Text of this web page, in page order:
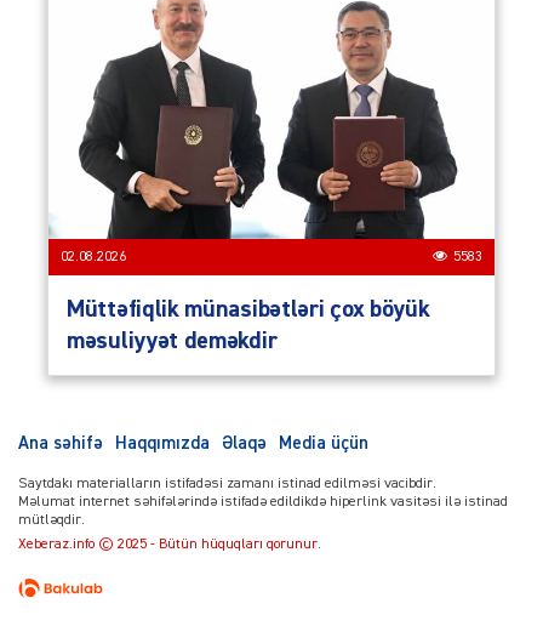
02.08.2026 5583
Müttəfiqlik münasibətləri çox böyük
məsuliyyət deməkdir
Ana səhifə Haqqımızda Əlaqə Media üçün
Saytdakı materialların istifadəsi zamanı istinad edilməsi vacibdir.
Məlumat internet səhifələrində istifadə edildikdə hiperlink vasitəsi ilə istinad
mütləqdir.
Xeberaz.info © 2025 - Bütün hüquqları qorunur.